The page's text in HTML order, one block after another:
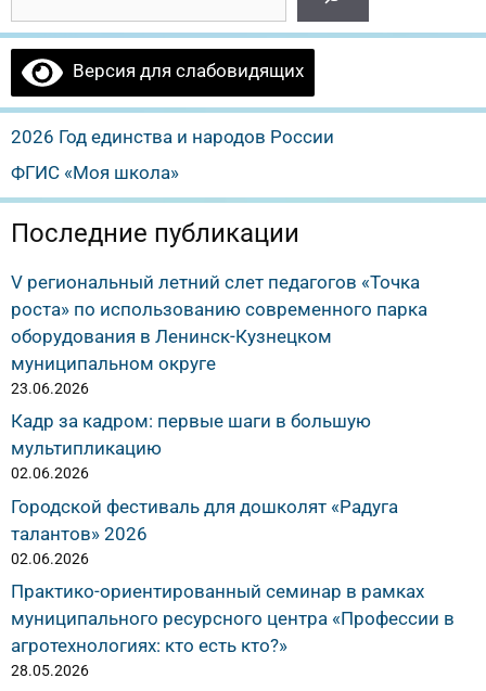
Версия для слабовидящих
2026 Год единства и народов России
ФГИС «Моя школа»
Последние публикации
V региональный летний слет педагогов «Точка
роста» по использованию современного парка
оборудования в Ленинск-Кузнецком
муниципальном округе
23.06.2026
Кадр за кадром: первые шаги в большую
мультипликацию
02.06.2026
Городской фестиваль для дошколят «Радуга
талантов» 2026
02.06.2026
Практико-ориентированный семинар в рамках
муниципального ресурсного центра «Профессии в
агротехнологиях: кто есть кто?»
28.05.2026